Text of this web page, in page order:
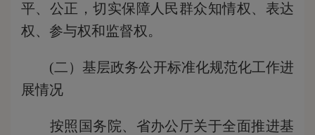
平、公正，切实保障人民群众知情权、表达
权、参与权和监督权。
(二）基层政务公开标准化规范化工作进
展情况
按照国务院、省办公厅关于全面推进基